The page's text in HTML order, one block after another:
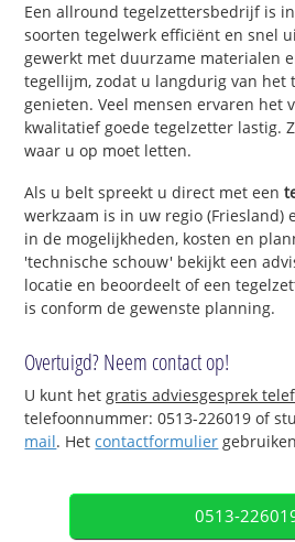
Een allround tegelzettersbedrijf is
soorten tegelwerk efficiënt en snel
gewerkt met duurzame materialen
tegellijm, zodat u langdurig van het
genieten. Veel mensen ervaren het
kwalitatief goede tegelzetter lastig.
waar u op moet letten.
Als u belt spreekt u direct met een
werkzaam is in uw regio (Friesland)
in de mogelijkheden, kosten en
'technische schouw' bekijkt een
locatie en beoordeelt of een
is conform de gewenste planning.
Overtuigd? Neem contact op!
U kunt hetgratis adviesgesprek
telefoonnummer: 0513-226019 of
mail. Hetcontactformulier
0513-